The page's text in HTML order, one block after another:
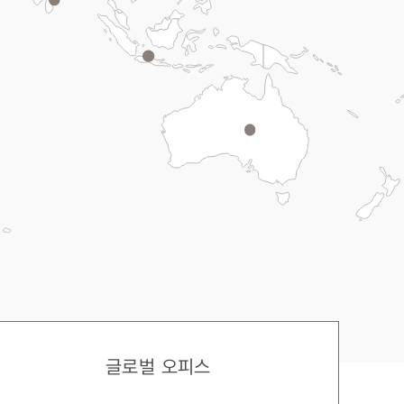
글로벌 오피스